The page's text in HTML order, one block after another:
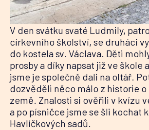
V den svátku svaté Ludmily,
církevního školství, se druháci
do kostela sv. Václava. Děti
prosby a díky napsat již ve škole
jsme je společně dali na oltář.
dozvěděli něco málo z historie o
země. Znalosti si ověřili v kvízu
a po písničce jsme se šli kochat
Havlíčkových sadů.